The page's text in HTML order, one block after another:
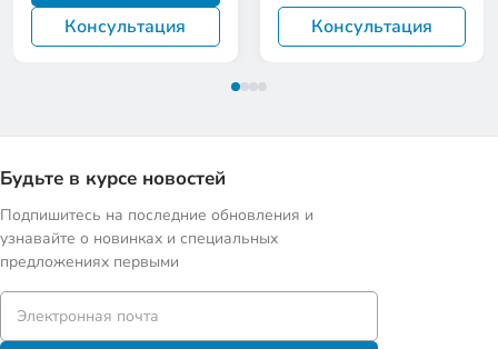
Консультация
Консультация
Будьте в курсе новостей
Подпишитесь на последние обновления и
узнавайте о новинках и специальных
предложениях первыми